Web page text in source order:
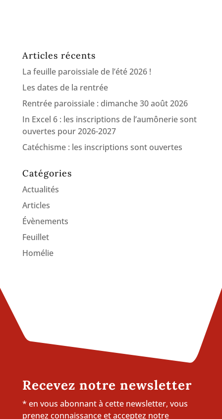
Articles récents
La feuille paroissiale de l’été 2026 !
Les dates de la rentrée
Rentrée paroissiale : dimanche 30 août 2026
In Excel 6 : les inscriptions de l’aumônerie sont
ouvertes pour 2026-2027
Catéchisme : les inscriptions sont ouvertes
Catégories
Actualités
Articles
Évènements
Feuillet
Homélie
Recevez notre newsletter
* en vous abonnant à cette newsletter, vous
prenez connaissance et acceptez notre